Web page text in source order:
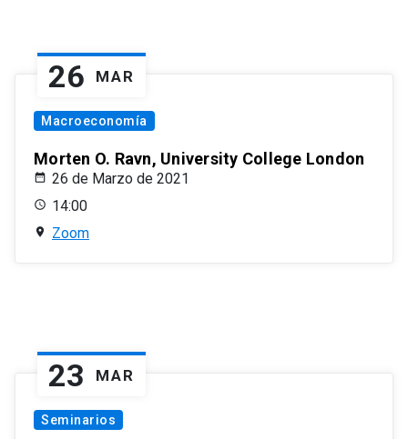
26 MAR
Macroeconomía
Morten O. Ravn, University College London
26 de Marzo de 2021
14:00
Zoom
23 MAR
Seminarios